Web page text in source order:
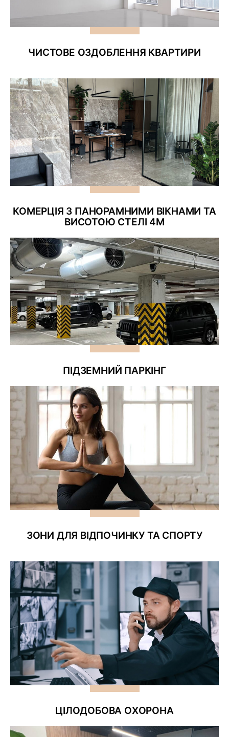
ЧИСТОВЕ ОЗДОБЛЕННЯ КВАРТИРИ
КОМЕРЦІЯ З ПАНОРАМНИМИ ВІКНАМИ ТА
ВИСОТОЮ СТЕЛІ 4М
ПІДЗЕМНИЙ ПАРКІНГ
ЗОНИ ДЛЯ ВІДПОЧИНКУ ТА СПОРТУ
ЦІЛОДОБОВА ОХОРОНА